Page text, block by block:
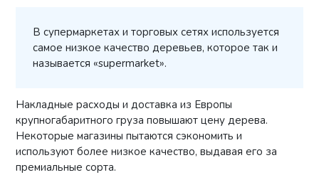
В супермаркетах и торговых сетях используется
самое низкое качество деревьев, которое так и
называется «supermarket».
Накладные расходы и доставка из Европы
крупногабаритного груза повышают цену дерева.
Некоторые магазины пытаются сэкономить и
используют более низкое качество, выдавая его за
премиальные сорта.